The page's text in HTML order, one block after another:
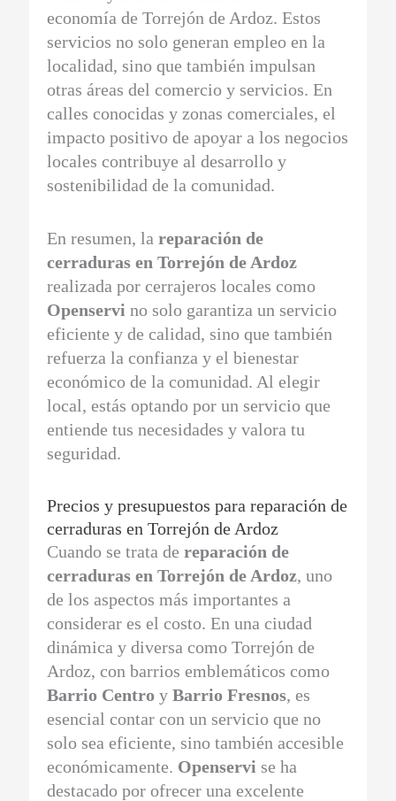
economía de Torrejón de Ardoz. Estos
servicios no solo generan empleo en la
localidad, sino que también impulsan
otras áreas del comercio y servicios. En
calles conocidas y zonas comerciales, el
impacto positivo de apoyar a los negocios
locales contribuye al desarrollo y
sostenibilidad de la comunidad.
En resumen, lareparación de
cerraduras en Torrejón de Ardoz
realizada por cerrajeros locales como
Openservi no solo garantiza un servicio
eficiente y de calidad, sino que también
refuerza la confianza y el bienestar
económico de la comunidad. Al elegir
local, estás optando por un servicio que
entiende tus necesidades y valora tu
seguridad.
Precios y presupuestos para reparación de
cerraduras en Torrejón de Ardoz
Cuando se trata dereparación de
cerraduras en Torrejón de Ardoz, uno
de los aspectos más importantes a
considerar es el costo. En una ciudad
dinámica y diversa como Torrejón de
Ardoz, con barrios emblemáticos como
Barrio Centro yBarrio Fresnos, es
esencial contar con un servicio que no
solo sea eficiente, sino también accesible
económicamente. Openservi se ha
destacado por ofrecer una excelente